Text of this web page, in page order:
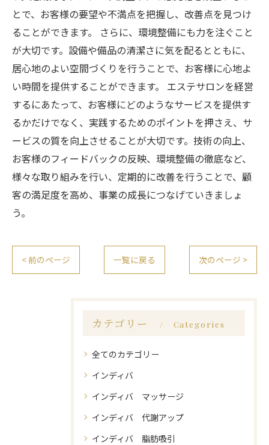
とで、お客様の要望や不満点を把握し、改善点を見つけ
ることができます。 さらに、環境整備にも力を注ぐこと
が大切です。設備や備品の清潔さに気を配るとともに、
居心地のよい空間づくりを行うことで、お客様に心地よ
い時間を提供することができます。 エステサロンを経営
するにあたって、お客様にどのようなサービスを提供す
るかだけでなく、実践するためのポイントを押さえ、サ
ービスの質を向上させることが大切です。技術の向上、
お客様のフィードバックの反映、環境整備の徹底など、
様々な取り組みを行い、定期的に改善を行うことで、顧
客の満足度を高め、事業の成長につなげていきましょ
う。
< 前のページ 一覧に戻る 次のページ >
カテゴリー Categories
全てのカテゴリー
インディバ
インディバ マッサージ
インディバ 代謝アップ
インディバ 脂肪吸引